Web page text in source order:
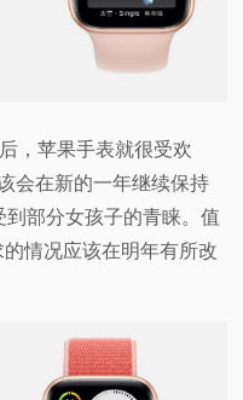
，苹果手表就很受欢
会在新的一年继续保持
部分女孩子的青睐。值
情况应该在明年有所改